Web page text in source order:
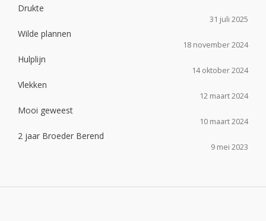
Drukte
31 juli 2025
Wilde plannen
18 november 2024
Hulplijn
14 oktober 2024
Vlekken
12 maart 2024
Mooi geweest
10 maart 2024
2 jaar Broeder Berend
9 mei 2023